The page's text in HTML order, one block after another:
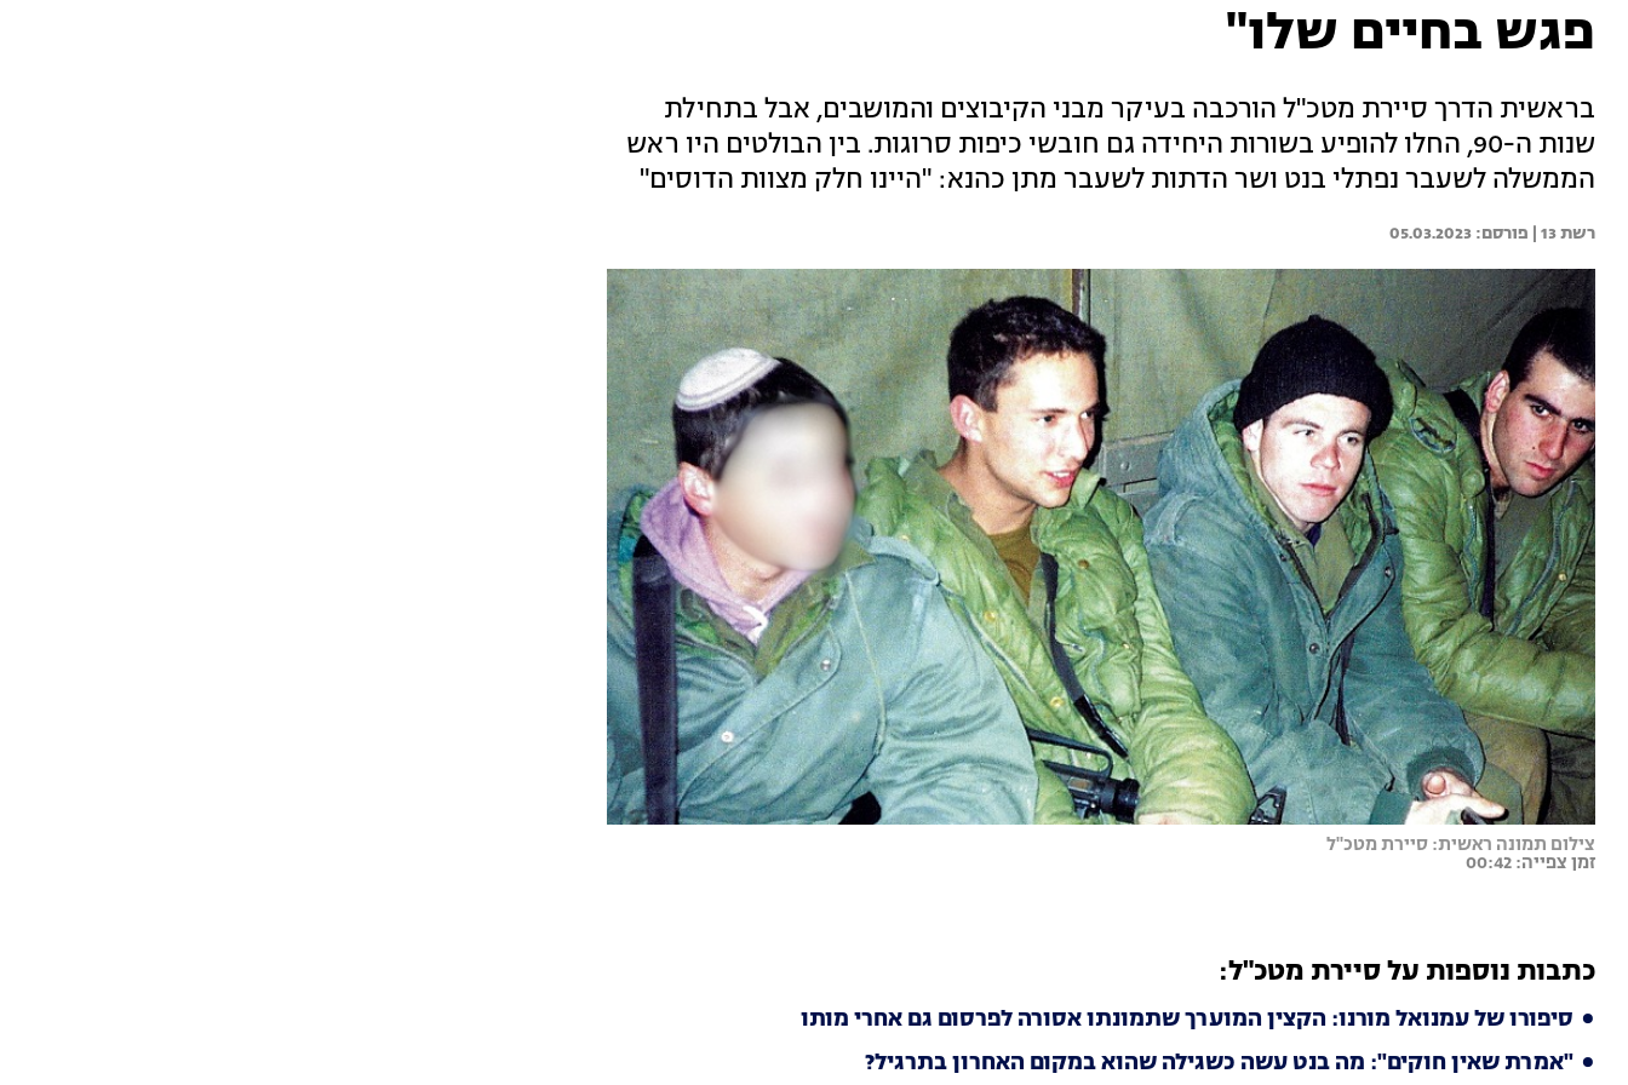
פגש בחיים שלו"
בראשית הדרך סיירת מטכ"ל הורכבה בעיקר מבני הקיבוצים והמושבים, אבל בתחילת
שנות ה-90, החלו להופיע בשורות היחידה גם חובשי כיפות סרוגות. בין הבולטים היו ראש
הממשלה לשעבר נפתלי בנט ושר הדתות לשעבר מתן כהנא: "היינו חלק מצוות הדוסים"
רשת 13 | 05.03.2023
צילום תמונה ראשית: סיירת מטכ"ל
זמן צפייה: 00:42
כתבות נוספות על סיירת מטכ"ל:
סיפורו של עמנואל מורנו: הקצין המוערך שתמונתו אסורה לפרסום גם אחרי מותו
"אמרת שאין חוקים": מה בנט עשה כשגילה שהוא במקום האחרון בתרגיל?